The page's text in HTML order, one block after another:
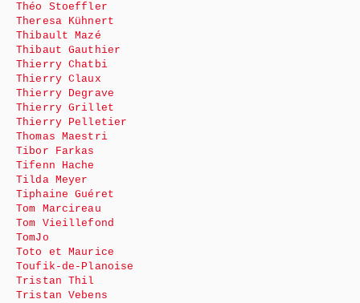
Théo Stoeffler
Theresa Kühnert
Thibault Mazé
Thibaut Gauthier
Thierry Chatbi
Thierry Claux
Thierry Degrave
Thierry Grillet
Thierry Pelletier
Thomas Maestri
Tibor Farkas
Tifenn Hache
Tilda Meyer
Tiphaine Guéret
Tom Marcireau
Tom Vieillefond
TomJo
Toto et Maurice
Toufik-de-Planoise
Tristan Thil
Tristan Vebens